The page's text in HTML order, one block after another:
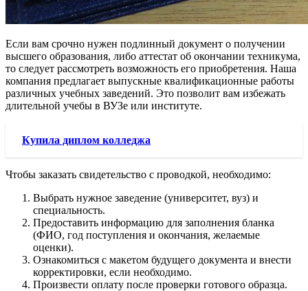
Если вам срочно нужен подлинный документ о получении
высшего образования, либо аттестат об окончании техникума,
то следует рассмотреть возможность его приобретения. Наша
компания предлагает выпускные квалификационные работы
различных учебных заведений. Это позволит вам избежать
длительной учебы в ВУЗе или институте.
Купила диплом колледжа
Чтобы заказать свидетельство с проводкой, необходимо:
Выбрать нужное заведение (университет, вуз) и
специальность.
Предоставить информацию для заполнения бланка
(ФИО, год поступления и окончания, желаемые
оценки).
Ознакомиться с макетом будущего документа и внести
корректировки, если необходимо.
Произвести оплату после проверки готового образца.